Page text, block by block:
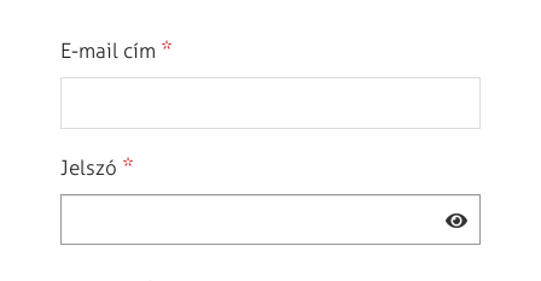
E-mail cím *
Jelszó *